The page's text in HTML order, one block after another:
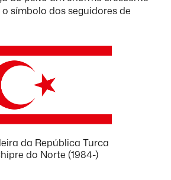
símbolo dos seguidores de
da República Turca
do Norte (1984-)